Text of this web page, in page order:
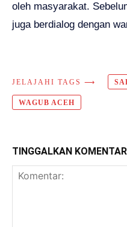
oleh masyarakat.
juga berdialog dengan
JELAJAHI TAGS ⟶
WAGUB ACEH
TINGGALKAN KOMENTAR